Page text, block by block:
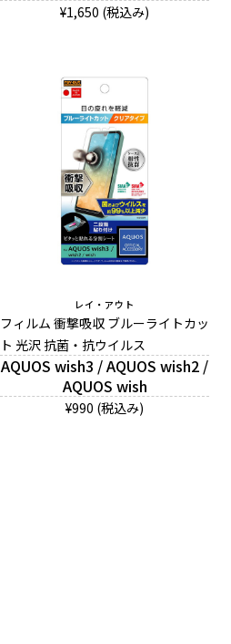
¥1,650 (税込み)
レイ・アウト
フィルム 衝撃吸収 ブルーライトカッ
ト 光沢 抗菌・抗ウイルス
AQUOS wish3 / AQUOS wish2 /
AQUOS wish
¥990 (税込み)